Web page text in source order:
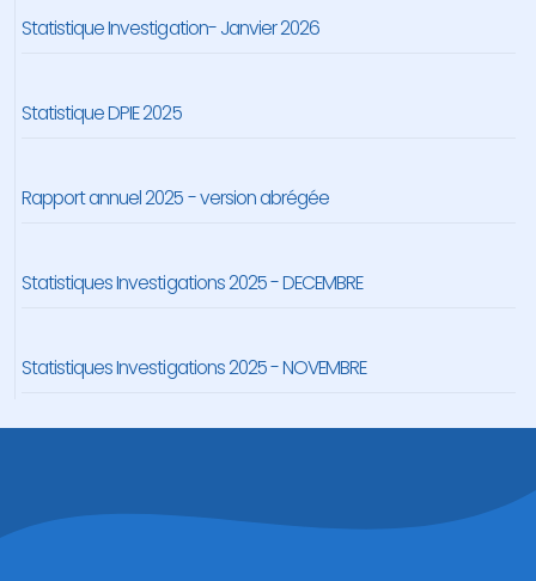
Statistique Investigation- Janvier 2026
Statistique DPIE 2025
Rapport annuel 2025 - version abrégée
Statistiques Investigations 2025 - DECEMBRE
Statistiques Investigations 2025 - NOVEMBRE